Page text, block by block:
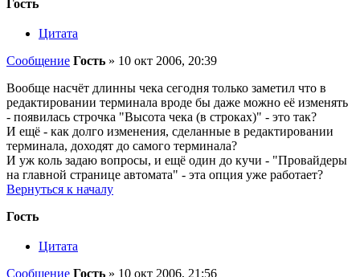
Гость
Цитата
Сообщение Гость » 10 окт 2006, 20:39
Вообще насчёт длинны чека сегодня только заметил что в
редактировании терминала вроде бы даже можно её изменять
- появилась строчка "Высота чека (в строках)" - это так?
И ещё - как долго изменения, сделанные в редактировании
терминала, доходят до самого терминала?
И уж коль задаю вопросы, и ещё один до кучи - "Провайдеры
на главной странице автомата" - эта опция уже работает?
Вернуться к началу
Гость
Цитата
Сообщение Гость » 10 окт 2006, 21:56